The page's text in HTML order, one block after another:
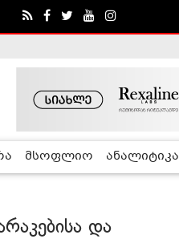
მსოფლიო ანალიტიკა
და